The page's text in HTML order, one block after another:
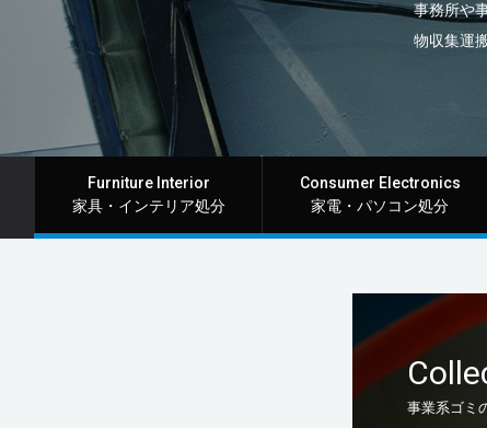
事務所や
物収集運
Furniture Interior
家具・インテリア処分
Consumer Electronics
家電・パソコン処分
事業系ゴミ